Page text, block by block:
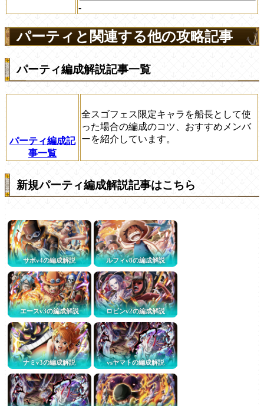
-
パーティと関連する他の攻略記事
パーティ編成解説記事一覧
パーティ編成記
事一覧
全スゴフェス限定キャラを船長として使
った場合の編成のコツ、おすすめメンバ
ーを紹介しています。
新規パーティ編成解説記事はこちら
サボv4の編成解説 ルフィv8の編成解説
エースv3の編成解説 ロビンv2の編成解説
ナミv3の編成解説 vsヤマトの編成解説